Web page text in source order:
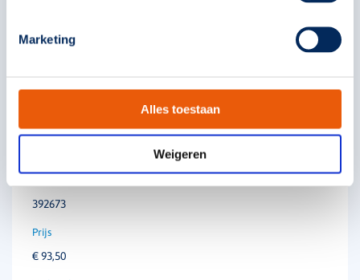
Marketing
Alles toestaan
Weigeren
Picto Explosionproof Special
392673
€93,50